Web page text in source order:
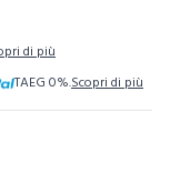
di più
TAEG 0%.Scopri di più